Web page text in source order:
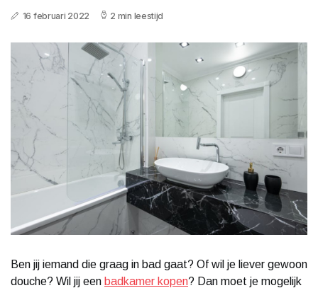
16 februari 2022 2 min leestijd
Ben jij iemand die graag in bad gaat? Of wil je liever gewoon
douche? Wil jij een badkamer kopen? Dan moet je mogelijk